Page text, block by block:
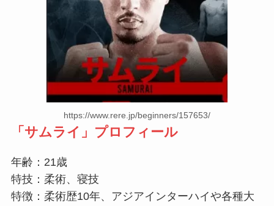
https://www.rere.jp/beginners/157653/
「 サムライ 」プロフィール
年齢：21歳
特技：柔術、寝技
特徴：柔術歴10年、アジアインターハイや各種大